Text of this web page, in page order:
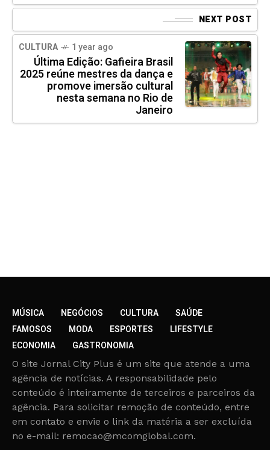
NEXT POST
CULTURA 1 year ago
Última Edição: Gafieira Brasil
2025 reúne mestres da dança e
promove imersão cultural
nesta semana no Rio de
Janeiro
MÚSICA NEGÓCIOS CULTURA
SAÚDE
FAMOSOS
MODA ESPORTES
LIFESTYLE
ECONOMIA
GASTRONOMIA
O site Jornal City Plus é um site que atende a uma
agência de notícias. A responsabilidade pelo
conteúdo é inteiramente de terceiros e parceiros da
agência. Para solicitar remoção de conteúdo, entre
em contato e envie o link da matéria a ser excluída
no e-mail: remocao@mcomglobal.com.